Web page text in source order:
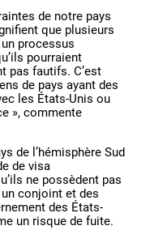
de notre pays
que plusieurs
processus
pourraient
pas fautifs. C’est
de pays ayant des
les États-Unis ou
», commente
de l’hémisphère Sud
de visa
ne possèdent pas
conjoint et des
des États-
un risque de fuite.